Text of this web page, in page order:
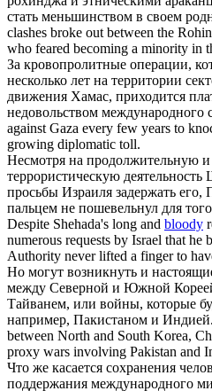
стать меньшинством в своем
clashes broke out between the
who feared becoming a minority in
За кровопролитные операции,
несколько лет на территории
движения Хамас, приходится
недовольством международного
against Gaza every few years to
growing diplomatic toll.
Несмотря на продолжительную и
террористическую
просьбы Израиля задержать его,
пальцем не пошевельнул для
Despite Shehada's long and bloody
numerous requests by Israel that he
Authority never lifted a finger to
Но могут возникнуть и
между Северной и Южной
Тайванем, или войны, которые
например, Пакистаном и Индией.
between North and South Korea,
proxy wars involving Pakistan and
Что же касается сохранения
поддержания международного